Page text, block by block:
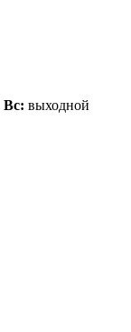
Вс: выходной